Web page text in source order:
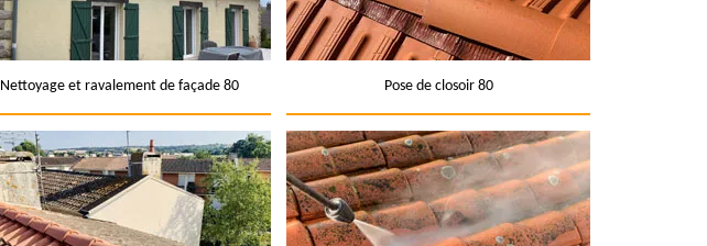
Nettoyage et ravalement de façade 80 Pose de closoir 80